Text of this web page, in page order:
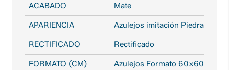
ACABADO Mate
APARIENCIA Azulejos imitación Piedra
RECTIFICADO Rectificado
FORMATO (CM) Azulejos Formato 60X60